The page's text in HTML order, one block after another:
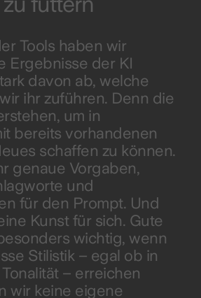
Tools haben wir
Ergebnisse der KI
davon ab, welche
ihr zuführen. Denn die
um in
bereits vorhandenen
schaffen zu können.
genaue Vorgaben,
und
für den Prompt. Und
Kunst für sich. Gute
wichtig, wenn
Stilistik – egal ob in
– erreichen
wir keine eigene